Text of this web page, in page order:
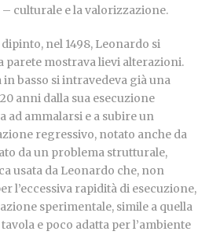
culturale e la valorizzazione.
nel 1498, Leonardo si
parete mostrava lievi alterazioni.
basso si intravedeva già una
anni dalla sua esecuzione
ad ammalarsi e a subire un
regressivo, notato anche da
da un problema strutturale,
usata da Leonardo che, non
l’eccessiva rapidità di esecuzione,
sperimentale, simile a quella
e poco adatta per l’ambiente